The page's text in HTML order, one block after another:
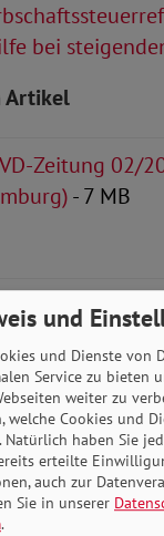
bei
Artikel
Zeitung 02/
- 7 MB
und
und Dienste von
Service zu bieten
weiter zu
welche Cookies und
Natürlich haben Sie
erteilte
auch zur
Sie in unserer
.